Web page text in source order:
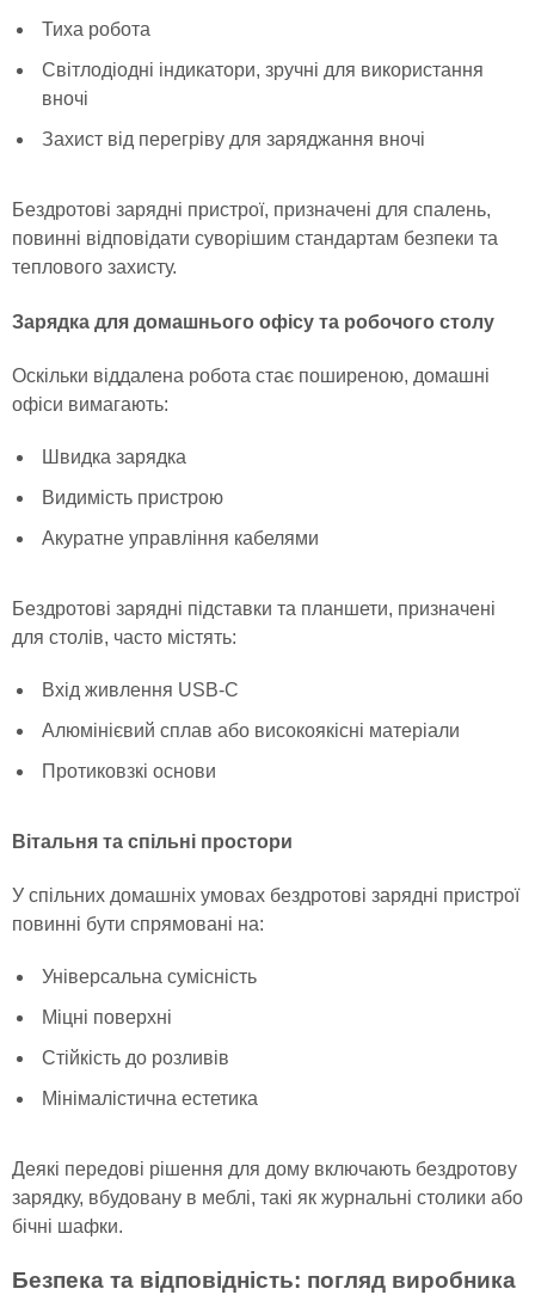
Тиха робота
Світлодіодні індикатори, зручні для використання
вночі
Захист від перегріву для заряджання вночі
Бездротові зарядні пристрої, призначені для спалень,
повинні відповідати суворішим стандартам безпеки та
теплового захисту.
Зарядка для домашнього офісу та робочого столу
Оскільки віддалена робота стає поширеною, домашні
офіси вимагають:
Швидка зарядка
Видимість пристрою
Акуратне управління кабелями
Бездротові зарядні підставки та планшети, призначені
для столів, часто містять:
Вхід живлення USB-C
Алюмінієвий сплав або високоякісні матеріали
Протиковзкі основи
Вітальня та спільні простори
У спільних домашніх умовах бездротові зарядні пристрої
повинні бути спрямовані на:
Універсальна сумісність
Міцні поверхні
Стійкість до розливів
Мінімалістична естетика
Деякі передові рішення для дому включають бездротову
зарядку, вбудовану в меблі, такі як журнальні столики або
бічні шафки.
Безпека та відповідність: погляд виробника